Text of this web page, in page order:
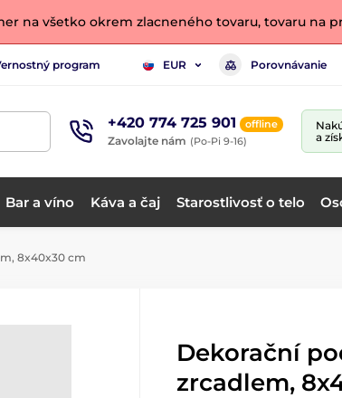
na všetko okrem zlacneného tovaru, tovaru na
program EUR Porovnávanie
+420 774 725 901 offline
Zavolajte nám (Po-Pi 9-16)
a
Bar a víno Káva a čaj Starostlivosť o telo
8x40x30 cm
Dekorační
zrcadlem,